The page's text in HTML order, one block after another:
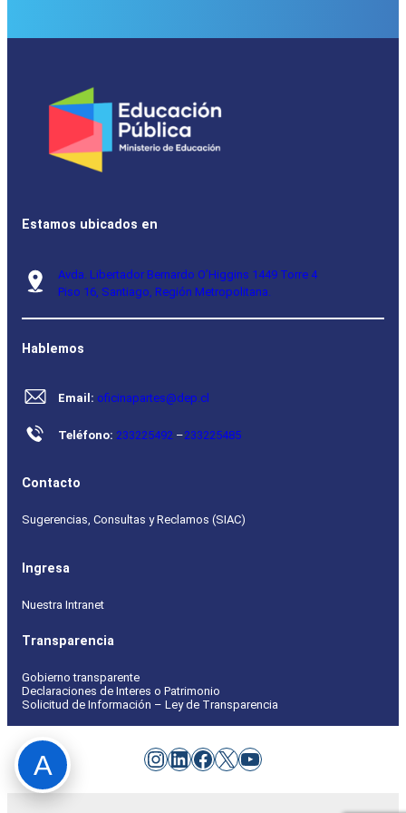
Estamos ubicados en
Avda. Libertador Bernardo O’Higgins 1449 Torre 4
Piso 16, Santiago, Región Metropolitana.
Hablemos
Email: oficinapartes@dep.cl
Teléfono: 233225492 –233225485
Contacto
Sugerencias, Consultas y Reclamos (SIAC)
Ingresa
Nuestra Intranet
Transparencia
Gobierno transparente
Declaraciones de Interes o Patrimonio
Solicitud de Información – Ley de Transparencia
Instagram
LinkedIn
Facebook
X YouTube
A